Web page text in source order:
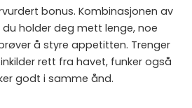
bonus. Kombinasjonen av
holder deg mett lenge, noe
å styre appetitten. Trenger
rett fra havet, funker også
godt i samme ånd.